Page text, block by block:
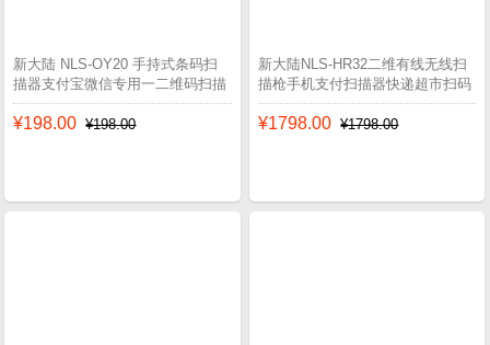
新大陆 NLS-OY20 手持式条码扫
描器支付宝微信专用一二维码扫描
枪
¥198.00¥198.00
新大陆NLS-HR32二维有线无线扫
描枪手机支付扫描器快递超市扫码
枪
¥1798.00¥1798.00